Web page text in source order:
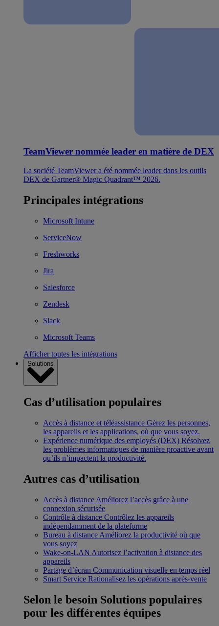
TeamViewer nommée leader en matière de DEX
La société TeamViewer a été nommée leader dans les outils
DEX de Gartner® Magic Quadrant™ 2026.
Principales intégrations
Microsoft Intune
ServiceNow
Freshworks
Jira
Salesforce
Zendesk
Slack
Microsoft Teams
Afficher toutes les intégrations
Solutions
Cas d’utilisation populaires
Accès à distance et téléassistance Gérez les personnes,
les appareils et les applications, où que vous soyez.
Expérience numérique des employés (DEX) Résolvez
les problèmes informatiques de manière proactive avant
qu’ils n’impactent la productivité.
Autres cas d’utilisation
Accès à distance Améliorez l’accès grâce à une
connexion sécurisée
Contrôle à distance Contrôlez les appareils
indépendamment de la plateforme
Bureau à distance Améliorez la productivité où que
vous soyez
Wake-on-LAN Autorisez l’activation à distance des
appareils
Partage d’écran Communication visuelle en temps réel
Smart Service Rationalisez les opérations après-vente
Selon le besoin Solutions populaires
pour les différentes équipes